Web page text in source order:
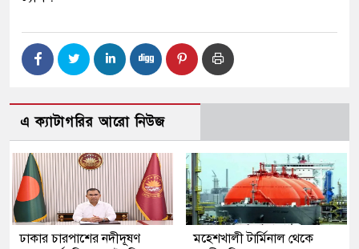
এ ক্যাটাগরির আরো নিউজ
ঢাকার চারপাশের নদীদূষণ
মহেশখালী টার্মিনাল থেকে